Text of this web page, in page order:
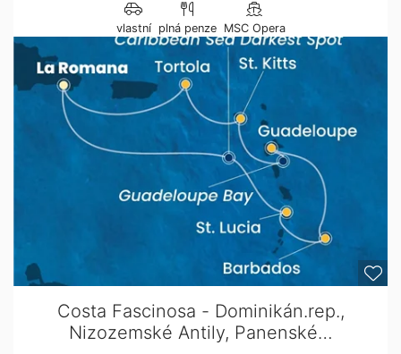
vlastní plná penze MSC Opera
Costa Fascinosa - Dominikán.rep.,
Nizozemské Antily, Panenské…